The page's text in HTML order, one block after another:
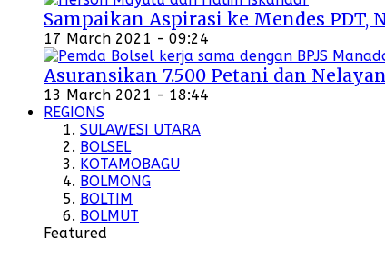
Sampaikan Aspirasi ke Mendes PDT,
17 March 2021 - 09:24
Asuransikan 7.500 Petani dan
13 March 2021 - 18:44
REGIONS
SULAWESI UTARA
BOLSEL
KOTAMOBAGU
BOLMONG
BOLTIM
BOLMUT
Featured